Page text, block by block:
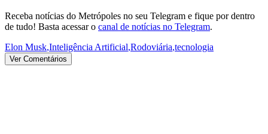
Receba notícias do Metrópoles no seu Telegram e fique por dentro
de tudo! Basta acessar o canal de notícias no Telegram.
Elon Musk,Inteligência Artificial,Rodoviária,tecnologia
Ver Comentários